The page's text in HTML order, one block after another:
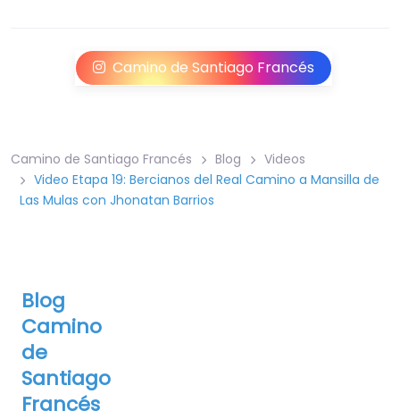
Camino de Santiago Francés
Camino de Santiago Francés Blog
Videos
Video Etapa 19: Bercianos del Real Camino a Mansilla de
Las Mulas con Jhonatan Barrios
Blog
Camino
de
Santiago
Francés